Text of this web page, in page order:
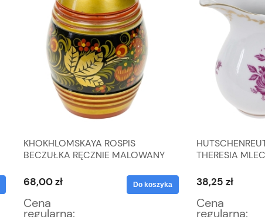
KHOKHLOMSKAYA ROSPIS
BECZUŁKA RĘCZNIE MALOWANY
68,00 zł
Cena
regularna:
Do koszyka
THERESIA
38,25 zł
Cena
regularna: